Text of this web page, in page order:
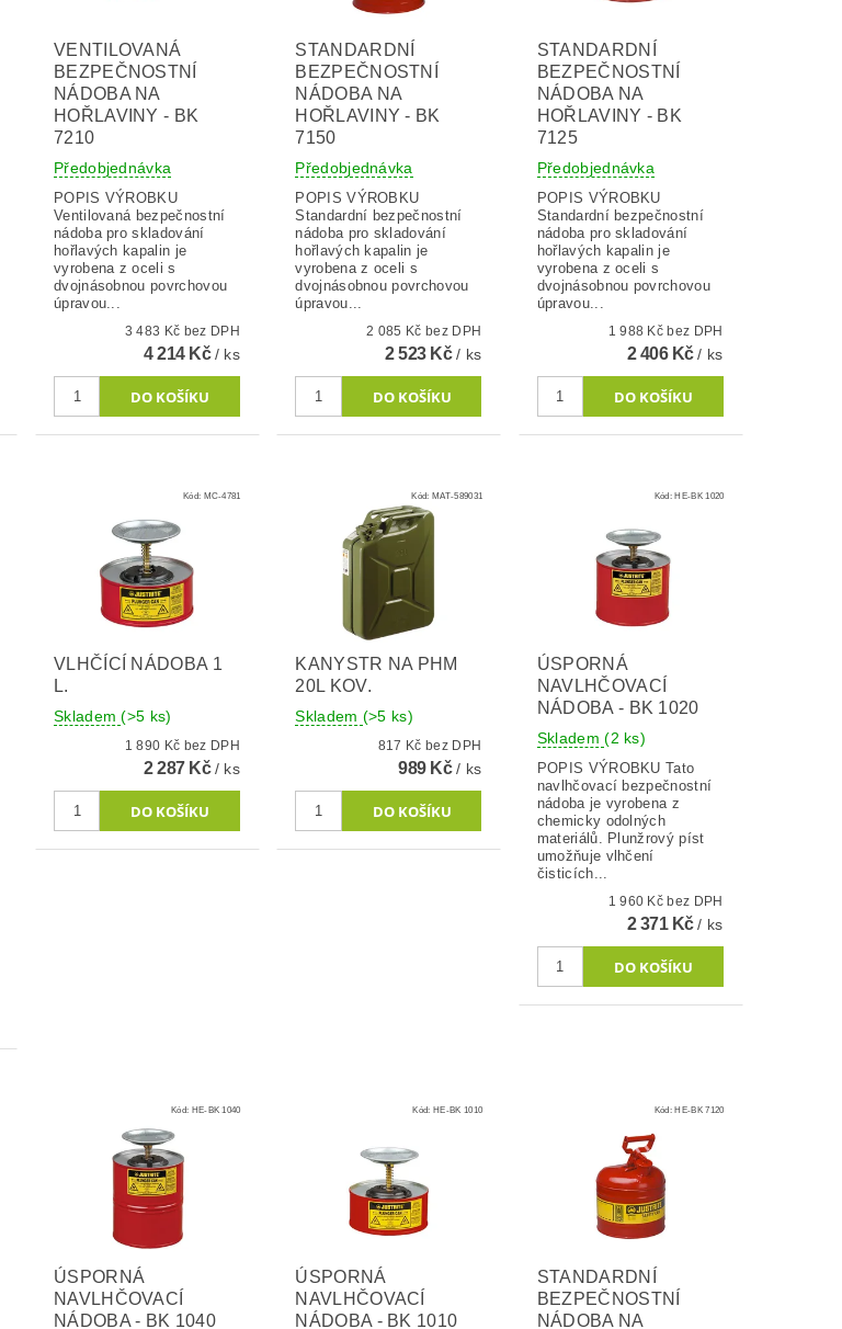
VENTILOVANÁ
BEZPEČNOSTNÍ
NÁDOBA NA
HOŘLAVINY - BK
7210
Předobjednávka
POPIS VÝROBKU
Ventilovaná bezpečnostní
nádoba pro skladování
hořlavých kapalin je
vyrobena z oceli s
dvojnásobnou povrchovou
úpravou...
3 483 Kč bez DPH
4 214 Kč/ ks
STANDARDNÍ
BEZPEČNOSTNÍ
NÁDOBA NA
HOŘLAVINY - BK
7150
Předobjednávka
POPIS VÝROBKU
Standardní bezpečnostní
nádoba pro skladování
hořlavých kapalin je
vyrobena z oceli s
dvojnásobnou povrchovou
úpravou...
2 085 Kč bez DPH
2 523 Kč/ ks
STANDARDNÍ
BEZPEČNOSTNÍ
NÁDOBA NA
HOŘLAVINY - BK
7125
Předobjednávka
POPIS VÝROBKU
Standardní bezpečnostní
nádoba pro skladování
hořlavých kapalin je
vyrobena z oceli s
dvojnásobnou povrchovou
úpravou...
1 988 Kč bez DPH
2 406 Kč/ ks
Kód: MC-4781
VLHČÍCÍ NÁDOBA 1
L.
Skladem(>5 ks)
1 890 Kč bez DPH
2 287 Kč/ ks
Kód: MAT-589031
KANYSTR NA PHM
20L KOV.
Skladem (>5 ks)
817 Kč bez DPH
989 Kč/ ks
Kód:HE-BK 1020
ÚSPORNÁ
NAVLHČOVACÍ
NÁDOBA - BK 1020
Skladem(2 ks)
POPIS VÝROBKU Tato
navlhčovací bezpečnostní
nádoba je vyrobena z
chemicky odolných
materiálů. Plunžrový píst
umožňuje vlhčení
čisticích...
1 960 Kč bez DPH
2 371 Kč/ ks
Kód: HE-BK 1040
ÚSPORNÁ
NAVLHČOVACÍ
NÁDOBA - BK 1040
Kód: HE-BK 1010
ÚSPORNÁ
NAVLHČOVACÍ
NÁDOBA - BK 1010
Kód:HE-BK 7120
STANDARDNÍ
BEZPEČNOSTNÍ
NÁDOBA NA